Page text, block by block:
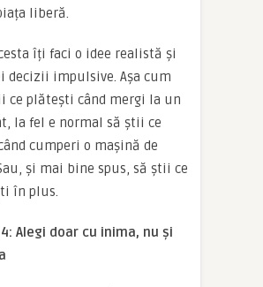
liberă.
îți faci o idee realistă și
decizii impulsive. Așa cum
ce plătești când mergi la un
la fel e normal să știi ce
cumperi o mașină de
și mai bine spus, să știi ce
în plus.
4: Alegi doar cu inima, nu și